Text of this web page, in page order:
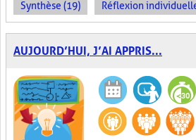
Synthèse (19) Réflexion
AUJOURD’HUI, J’AI APPRIS...